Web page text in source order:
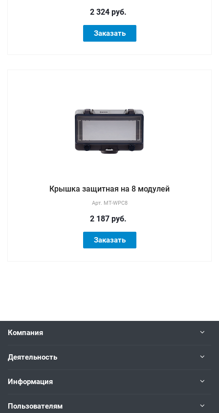
2 324 руб.
Заказать
Крышка защитная на 8 модулей
Арт. MT-WPC8
2 187 руб.
Заказать
Компания
Деятельность
Информация
Пользователям